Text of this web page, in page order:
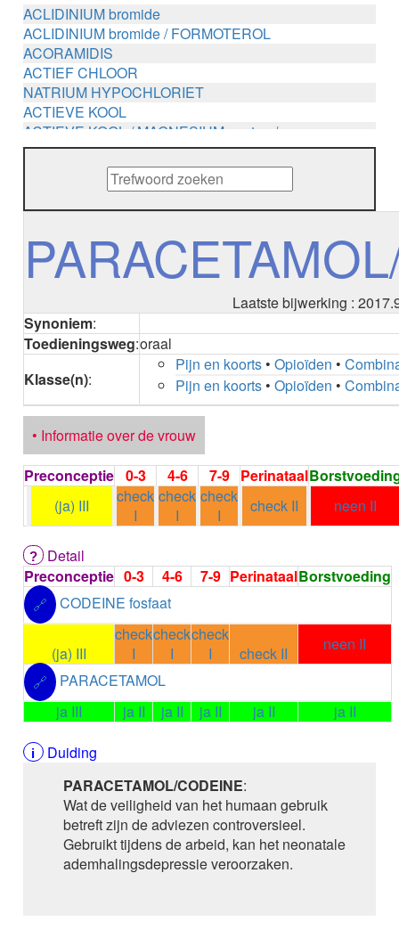
ACLIDINIUM bromide
ACLIDINIUM bromide / FORMOTEROL
ACORAMIDIS
ACTIEF CHLOOR
NATRIUM HYPOCHLORIET
ACTIEVE KOOL
ACTIEVE KOOL / MAGNESIUM zouten /
METHENAMINE
ADALIMUMAB
ADAPALEEN
ADAPALEEN / BENZOYLPEROXIDE
ADENOSINE
AESCINE
AFLIBERCEPT parenteraal
AFLIBERCEPT intravitreaal
AGALSIDASE bèta
AGOMELATINE
ALBIGLUTIDE
ALBUTREPENONACOG ALFA
Stollingsfactor IX; Factor IX
ALCOHOL
ETHANOL
ALECTINIB
ALEMTUZUMAB
ALENDRONAAT
ALENDRONAAT/VIT D3
ALENDRONAAT / VITAMINE D3 / CACO3
ALFA-1-PROTEINASEREMMER humaan
ALFENTANYL HCl
ALFUZOSINE
ALGELDRAAT
ALGELDRAAT / MAGNESIUM HYDROXYDE
ALGINAAT Na / BICARBONAAT Na
ALGINAAT Na / Na BICARBONAAT / CALCIUM
CARBONAAT
ALGINEZUUR
ALGLUCOSIDASE alfa
ALIROCUMAB
ALITRETINOINE
ALIZAPRIDE
ALLOPURINOL
Laatste bijwerking :
Synoniem:
Toedieningsweg:oraal
Klasse(n):
Pijn en koorts •Opioïden •
Pijn en koorts •Opioïden •
• Informatie over de vrouw
Preconceptie 0-3 4-6 7-9 Perinataal
(ja) III
check
I
check
I
check
I
check II neen II
Detail
Preconceptie 0-3 4-6 7-9 PerinataalBorstvoeding
🔗
CODEINE fosfaat
(ja) III
check
I
check
I
check
I
check II
neen II
🔗
PARACETAMOL
ja III
ja II ja II ja II ja II
ja II
Duiding
PARACETAMOL/CODEINE:
Wat de veiligheid van het humaan gebruik
betreft zijn de adviezen controversieel.
Gebruikt tijdens de arbeid, kan het neonatale
ademhalingsdepressie veroorzaken.